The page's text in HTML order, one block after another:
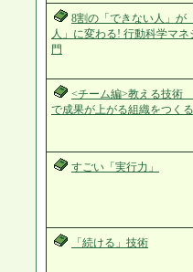
8割の「できない人」が
人」に変わる! 行動科学マネ
門
<チーム編>教える技術
で成果が上がる組織をつく
すごい「実行力」
「続ける」技術